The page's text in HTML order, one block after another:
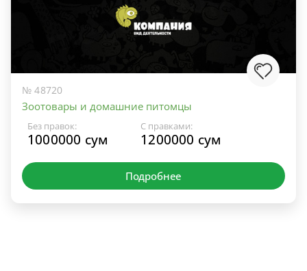
№ 48720
Зоотовары и домашние питомцы
Без правок:
1000000 сум
С правками:
1200000 сум
Подробнее